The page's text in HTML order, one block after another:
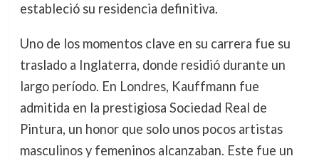
estableció su residencia definitiva.
Uno de los momentos clave en su carrera fue su
traslado a Inglaterra, donde residió durante un
largo período. En Londres, Kauffmann fue
admitida en la prestigiosa Sociedad Real de
Pintura, un honor que solo unos pocos artistas
masculinos y femeninos alcanzaban. Este fue un